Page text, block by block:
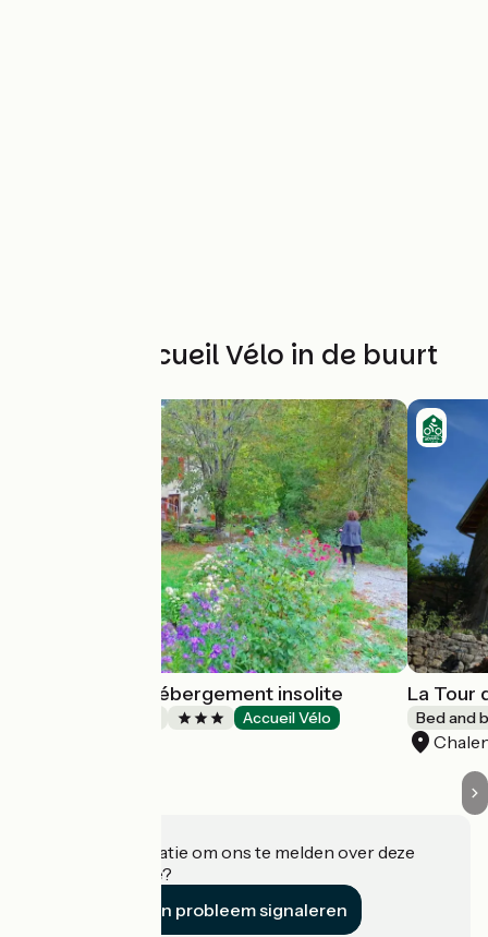
Andere Accueil Vélo in de buurt
Au Fil de Soi - Hébergement insolite
Accueil Vélo
La Tour
Bed and
Heeft u informatie om ons te melden over deze
accommodatie?
Een probleem signaleren